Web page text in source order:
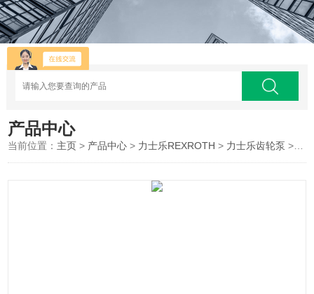
产品中心
当前位置： 主页 > 产品中心 > 力士乐REXROTH > 力士乐齿轮泵 >REXROTH力士乐齿轮泵